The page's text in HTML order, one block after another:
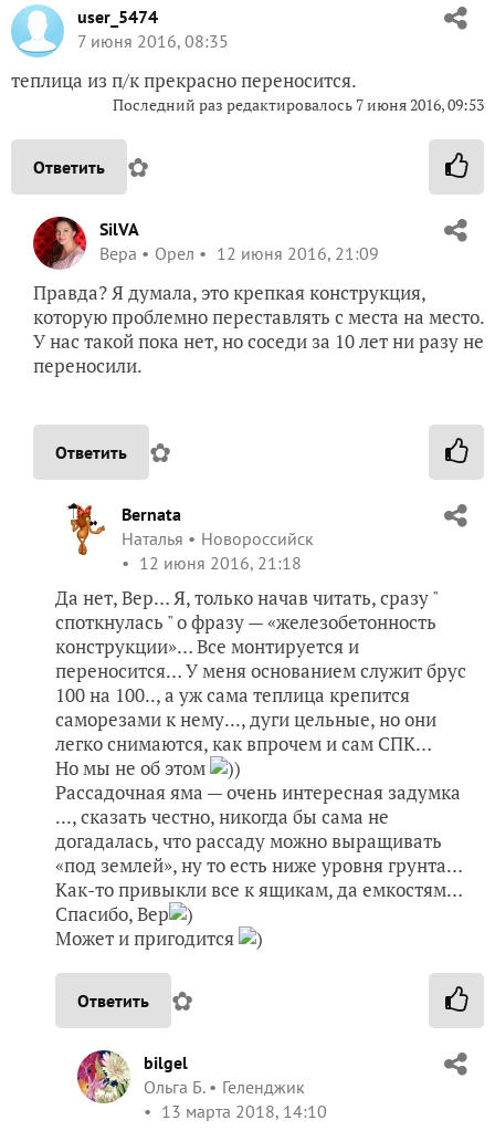
user_5474
7 июня 2016, 08:35
теплица из п/к прекрасно переносится.
Последний раз редактировалось 7 июня 2016, 09:53
Ответить ✿
SilVA
Вера
Орел 12 июня 2016, 21:09
Правда? Я думала, это крепкая конструкция,
которую проблемно переставлять с места на место.
У нас такой пока нет, но соседи за 10 лет ни разу не
переносили.
Ответить ✿
Bernata
Наталья
Новороссийск
12 июня 2016, 21:18
Да нет, Вер… Я, только начав читать, сразу "
споткнулась " о фразу — «железобетонность
конструкции»… Все монтируется и
переносится… У меня основанием служит брус
100 на 100.., а уж сама теплица крепится
саморезами к нему..., дуги цельные, но они
легко снимаются, как впрочем и сам СПК…
Но мы не об этом
))
Рассадочная яма — очень интересная задумка
..., сказать честно, никогда бы сама не
догадалась, что рассаду можно выращивать
«под землей», ну то есть ниже уровня грунта…
Как-то привыкли все к ящикам, да емкостям…
Спасибо, Вер
)
Может и пригодится
)
Ответить ✿
bilgel
Ольга Б.
Геленджик
13 марта 2018, 14:10